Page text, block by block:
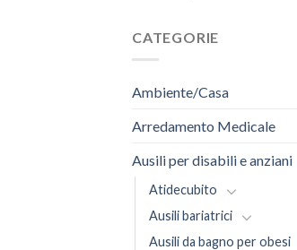
CATEGORIE
Ambiente/Casa
Arredamento Medicale
Ausili per disabili e anziani
Atidecubito
Ausili bariatrici
Ausili da bagno per obesi